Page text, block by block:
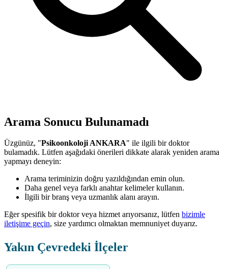
Arama Sonucu Bulunamadı
Üzgünüz, "Psikoonkoloji ANKARA" ile ilgili bir doktor
bulamadık. Lütfen aşağıdaki önerileri dikkate alarak yeniden arama
yapmayı deneyin:
Arama teriminizin doğru yazıldığından emin olun.
Daha genel veya farklı anahtar kelimeler kullanın.
İlgili bir branş veya uzmanlık alanı arayın.
Eğer spesifik bir doktor veya hizmet arıyorsanız, lütfen bizimle
iletişime geçin, size yardımcı olmaktan memnuniyet duyarız.
Yakın Çevredeki İlçeler